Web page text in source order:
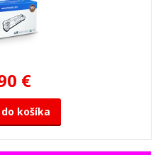
€
košíka